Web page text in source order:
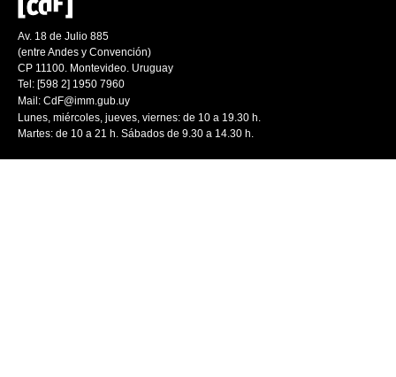
Av. 18 de Julio 885
(entre Andes y Convención)
CP 11100. Montevideo. Uruguay
Tel: [598 2] 1950 7960
Mail: CdF@imm.gub.uy
Lunes, miércoles, jueves, viernes: de 10 a 19.30 h.
Martes: de 10 a 21 h. Sábados de 9.30 a 14.30 h.